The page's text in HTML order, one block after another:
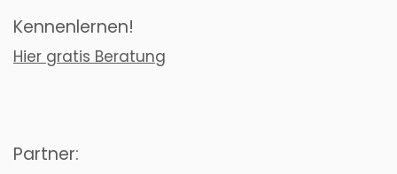
Kennenlernen!
Hier gratis Beratung
Partner: